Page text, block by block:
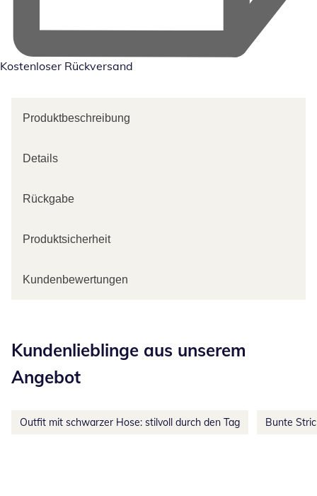
Kostenloser Rückversand
Produktbeschreibung
Details
Rückgabe
Produktsicherheit
Kundenbewertungen
Kundenlieblinge aus unserem
Angebot
Outfit mit schwarzer Hose: stilvoll durch den Tag Bunte